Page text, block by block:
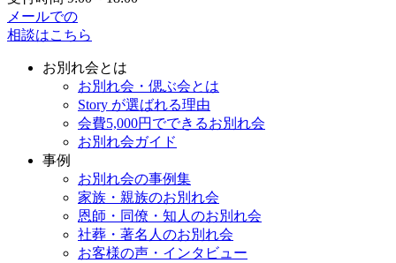
メールでの
相談はこちら
お別れ会とは
お別れ会・偲ぶ会とは
Story が選ばれる理由
会費5,000円でできるお別れ会
お別れ会ガイド
事例
お別れ会の事例集
家族・親族のお別れ会
恩師・同僚・知人のお別れ会
社葬・著名人のお別れ会
お客様の声・インタビュー